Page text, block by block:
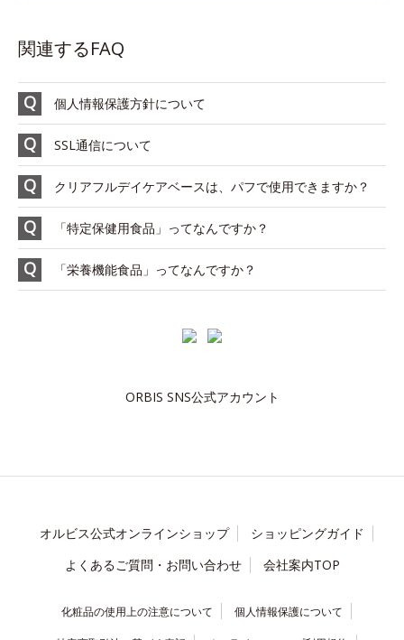
関連するFAQ
個人情報保護方針について
SSL通信について
クリアフルデイケアベースは、パフで使用できますか？
「特定保健用食品」ってなんですか？
「栄養機能食品」ってなんですか？
ORBIS SNS公式アカウント
オルビス公式オンラインショップ
ショッピングガイド
よくあるご質問・お問い合わせ
会社案内TOP
化粧品の使用上の注意について 個人情報保護について